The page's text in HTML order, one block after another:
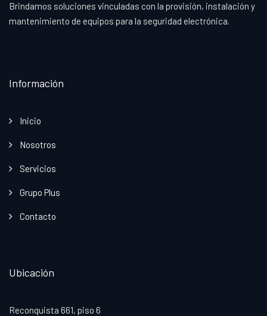
Brindamos soluciones vinculadas con la provisión, instalación y
mantenimiento de equipos para la seguridad electrónica.
Información
Inicio
Nosotros
Servicios
Grupo Plus
Contacto
Ubicación
Reconquista 661, piso 6